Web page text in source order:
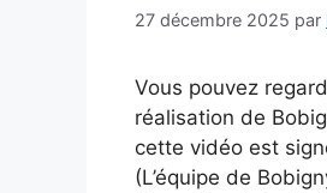
27 décembre 2025 par
Vous pouvez
réalisation de
cette vidéo est
(L’équipe de